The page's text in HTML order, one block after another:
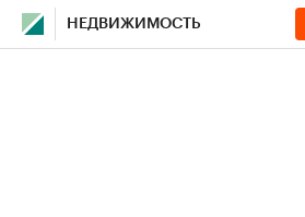
НЕДВИЖИМОСТЬ